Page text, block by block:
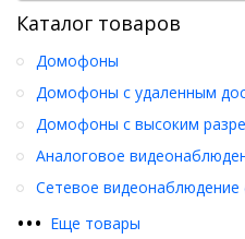
Каталог товаров
••• Еще товары
Домофоны
Домофоны с удаленным
Домофоны с высоким
Аналоговое
Сетевое видеонаблюдение